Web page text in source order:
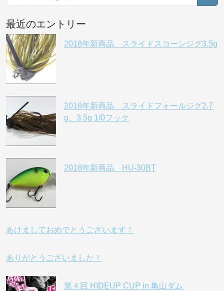
最近のエントリー
2018年新商品 スライドスコーンジグ3.5g
2018年新商品 スライドフォールジグ2.7
g、3.5g 1/0フック
2018年新商品 HU-30BT
あけましておめでとうございます！
ありがとうございました！
第４回 HIDEUP CUP in 亀山ダム